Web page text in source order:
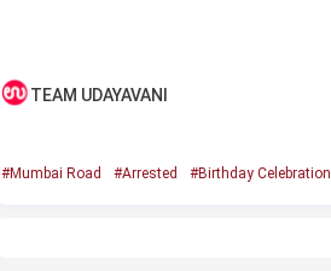
TEAM UDAYAVANI
#Mumbai Road #Arrested #Birthday Celebration